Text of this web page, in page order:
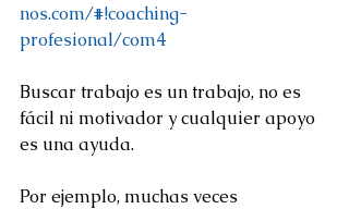
nos.com/#!coaching-
profesional/com4
Buscar trabajo es un trabajo, no es
fácil ni motivador y cualquier apoyo
es una ayuda.
Por ejemplo, muchas veces